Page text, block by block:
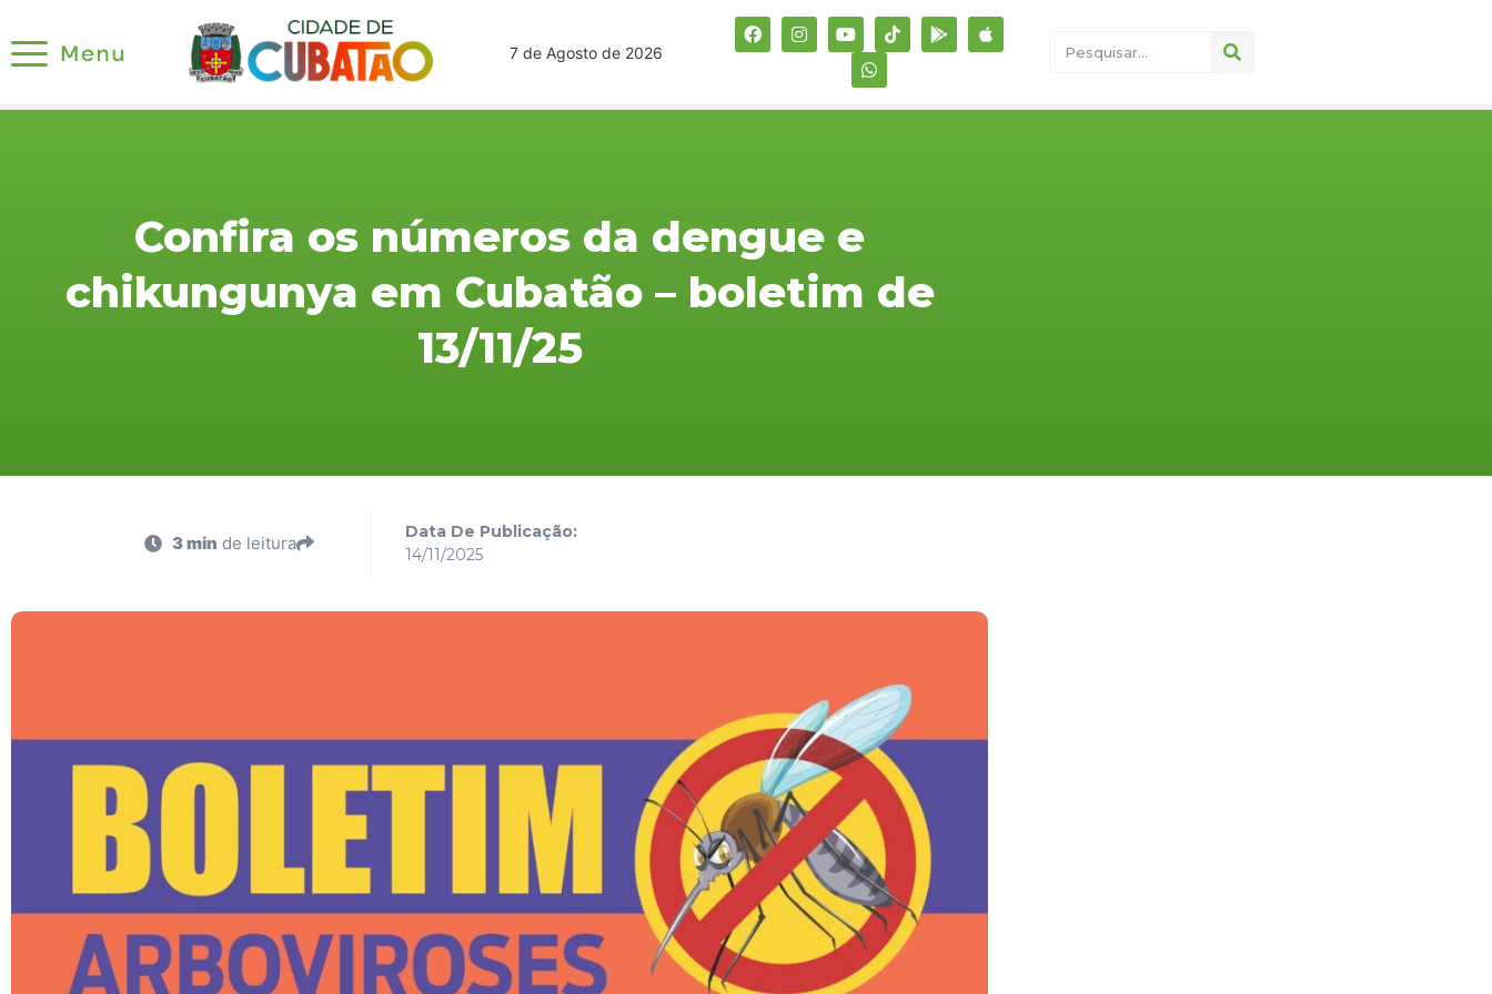
7 de Agosto de 2026
Confira os números da dengue e
chikungunya em Cubatão – boletim de
13/11/25
3 min de leitura
Data De Publicação:
14/11/2025